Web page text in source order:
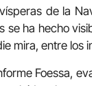
de la
se ha hecho
mira, entre los
Foessa,